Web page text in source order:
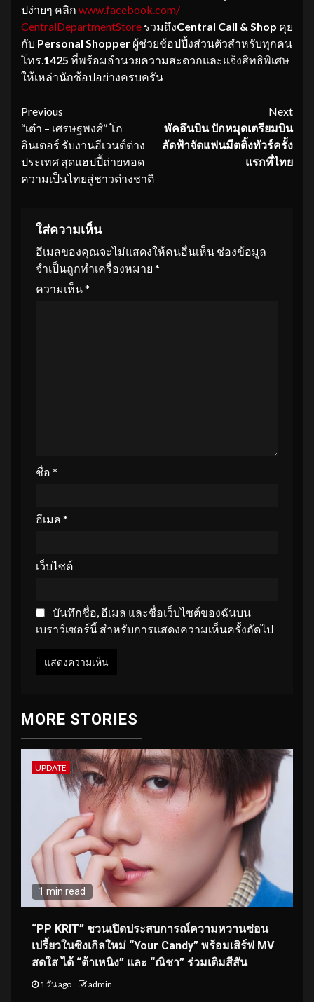
ปง่ายๆ คลิก www.facebook.com/
CentralDepartmentStore รวมถึงCentral Call & Shop คุย
กับ Personal Shopper ผู้ช่วยช้อปปิ้งส่วนตัวสำหรับทุกคน
โทร. 1425 ที่พร้อมอำนวยความสะดวกและแจ้งสิทธิพิเศษ
ให้เหล่านักช้อปอย่างครบครัน
Continue
Reading
Previous
“เต๋า – เศรษฐพงศ์” โก
อินเตอร์ รับงานอีเวนต์ต่าง
ประเทศ สุดแฮปปี้ถ่ายทอด
ความเป็นไทยสู่ชาวต่างชาติ
Next
พัคอึนบิน ปักหมุดเตรียมบิน
ลัดฟ้าจัดแฟนมีตติ้งทัวร์ครั้ง
แรกที่ไทย
ใส่ความเห็น
อีเมลของคุณจะไม่แสดงให้คนอื่นเห็น ช่องข้อมูล
จำเป็นถูกทำเครื่องหมาย *
ความเห็น*
ชื่อ *
อีเมล *
เว็บไซต์
บันทึกชื่อ, อีเมล และชื่อเว็บไซต์ของฉันบน
เบราว์เซอร์นี้ สำหรับการแสดงความเห็นครั้งถัดไป
MORE STORIES
UPDATE
1 min read
“PP KRIT” ชวนเปิดประสบการณ์ความหวานซ่อน
เปรี้ยวในซิงเกิลใหม่ “Your Candy” พร้อมเสิร์ฟ MV
สดใส ได้ “ต้าเหนิง” และ “ณิชา” ร่วมเติมสีสัน
1 วัน ago admin